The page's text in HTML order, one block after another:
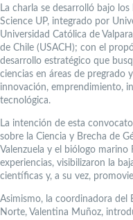
La charla se desarrolló bajo
Science UP, integrado por
Universidad Católica de
de Chile (USACH); con el
desarrollo estratégico que
ciencias en áreas de pregrado
innovación, emprendimiento,
tecnológica.
La intención de esta
sobre la Ciencia y Brecha de
Valenzuela y el biólogo marino
experiencias, visibilizaron la
científicas y, a su vez,
Asimismo, la coordinadora del
Norte, Valentina Muñoz,